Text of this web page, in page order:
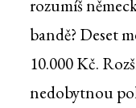
rozumíš
bandě? Deset
10.000 Kč.
nedobytnou